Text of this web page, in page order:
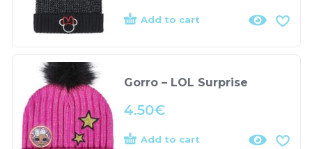
Add to cart
Gorro – LOL Surprise
4.50€
Add to cart